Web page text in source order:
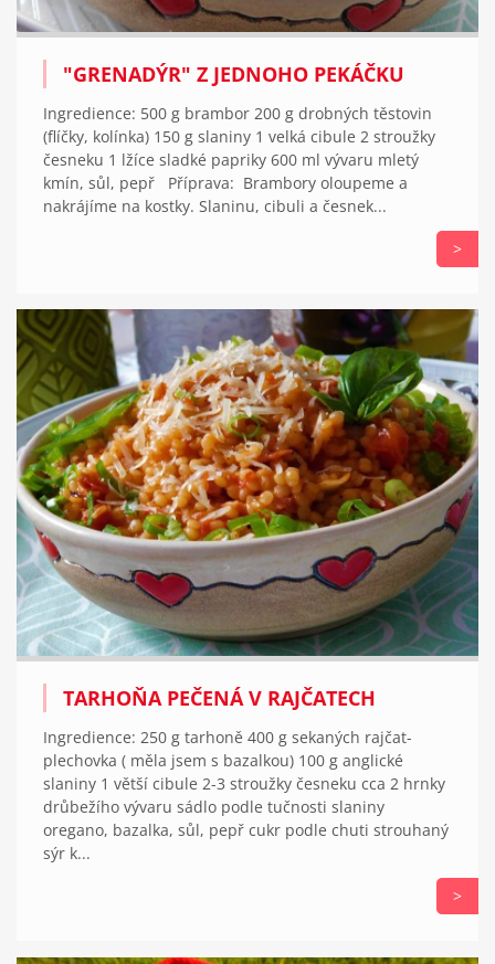
"GRENADÝR" Z JEDNOHO PEKÁČKU
Ingredience: 500 g brambor 200 g drobných těstovin
(flíčky, kolínka) 150 g slaniny 1 velká cibule 2 stroužky
česneku 1 lžíce sladké papriky 600 ml vývaru mletý
kmín, sůl, pepř Příprava: Brambory oloupeme a
nakrájíme na kostky. Slaninu, cibuli a česnek...
>
TARHOŇA PEČENÁ V RAJČATECH
Ingredience: 250 g tarhoně 400 g sekaných rajčat-
plechovka ( měla jsem s bazalkou) 100 g anglické
slaniny 1 větší cibule 2-3 stroužky česneku cca 2 hrnky
drůbežího vývaru sádlo podle tučnosti slaniny
oregano, bazalka, sůl, pepř cukr podle chuti strouhaný
sýr k...
>